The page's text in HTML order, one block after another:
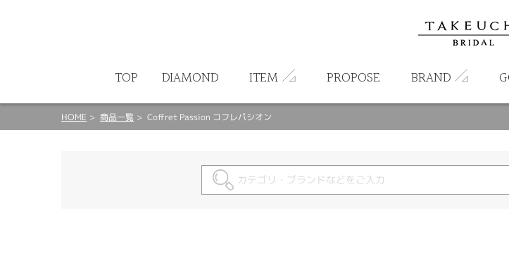
TOP DIAMOND ITEM PROPOSE BRAND
HOME 商品一覧 Coffret Passion コフレパシオン